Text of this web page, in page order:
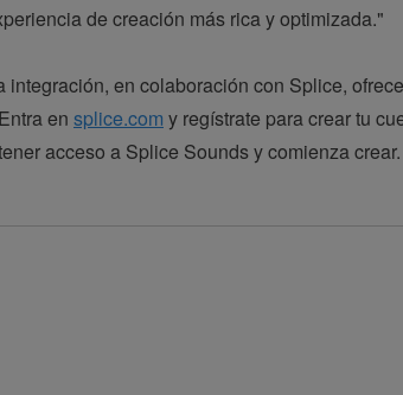
de creación más rica y optimizada."
en colaboración con Splice,
en splice.com y regístrate para crear tu
acceso a Splice Sounds y comienza crear.